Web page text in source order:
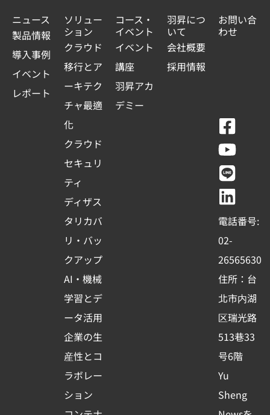
ニュース
製品情報
導入事例
イベント
レポート
ソリュー
ション
クラウド
移行とア
ーキテク
チャ最適
化
クラウド
セキュリ
ティ
ディザス
タリカバ
リ・バッ
クアップ
AI・機械
学習とデ
ータ活用
企業の生
産性とコ
ラボレー
ション
コース・
イベント
イベント
講座
羽昇アカ
デミー
羽昇につ
いて
会社概要
採用情報
お問い合
わせ
F
a
c
e
b
o
o
k
-
s
q
u
a
r
e
Y
o
u
t
u
b
e
L
i
n
e
L
i
n
k
e
d
i
n
電話番号:
02-
26565630
住所：台
北市内湖
区瑞光路
513巷33
号6階
Yu
Sheng